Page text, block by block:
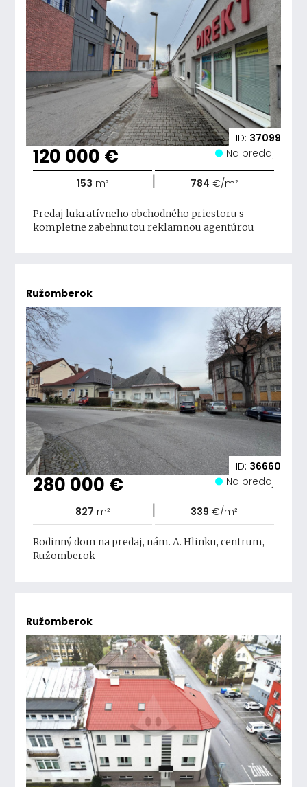
ID: 37099
120 000 € Na predaj
153 m² | 784 €/m²
Predaj lukratívneho obchodného priestoru s
kompletne zabehnutou reklamnou agentúrou
Ružomberok
ID: 36660
280 000 € Na predaj
827 m² | 339 €/m²
Rodinný dom na predaj, nám. A. Hlinku, centrum,
Ružomberok
Ružomberok